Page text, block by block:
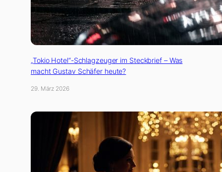
„Tokio Hotel“-Schlagzeuger im Steckbrief – Was
macht Gustav Schäfer heute?
29. März 2026